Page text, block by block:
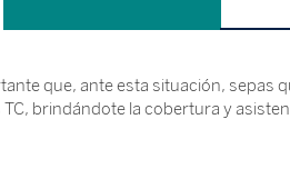
que, ante esta situación, sepas
brindándote la cobertura y